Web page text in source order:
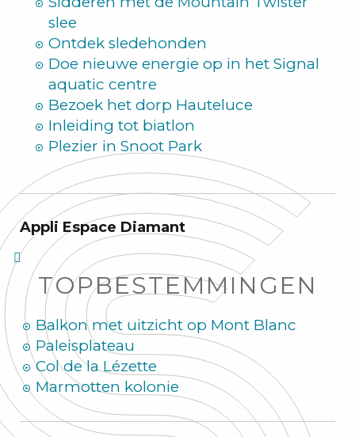
slee
Ontdek sledehonden
Doe nieuwe energie op in het Signal
aquatic centre
Bezoek het dorp Hauteluce
Inleiding tot biatlon
Plezier in Snoot Park
Appli Espace Diamant
TOPBESTEMMINGEN
Balkon met uitzicht op Mont Blanc
Paleisplateau
Col de la Lézette
Marmotten kolonie